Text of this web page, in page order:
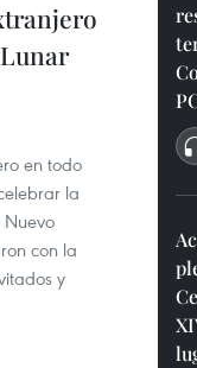
en todo
la
Nuevo
con la
y